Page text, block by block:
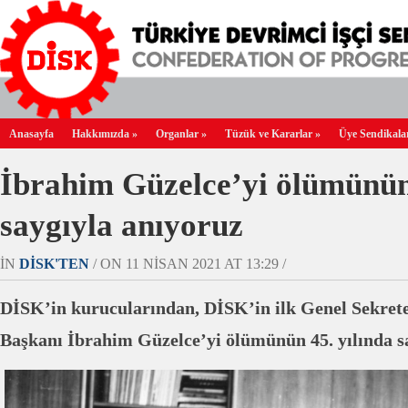
Anasayfa Hakkımızda » Organlar » Tüzük ve Kararlar » Üye
İbrahim Güzelce’yi
saygıyla anıyoruz
IN DİSK'TEN / ON 11 NISAN 2021 AT 13:29 /
DİSK’in kurucularından, DİSK’in ilk Genel
Başkanı İbrahim Güzelce’yi ölümünün 45. yılında